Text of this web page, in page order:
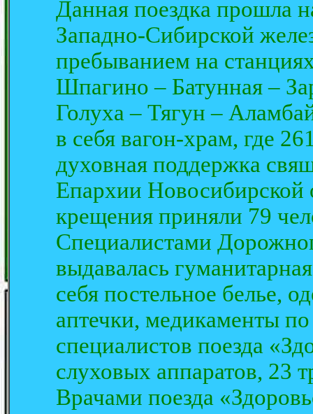
Данная поездка прошла
Западно-Сибирской
пребыванием на
Шпагино – Батунная –
Голуха – Тягун –
в себя вагон-храм, где
духовная поддержка
Епархии Новосибирской
крещения приняли 79
Специалистами
выдавалась
себя постельное белье,
аптечки, медикаменты
специалистов поезда
слуховых аппаратов, 23
Врачами поезда